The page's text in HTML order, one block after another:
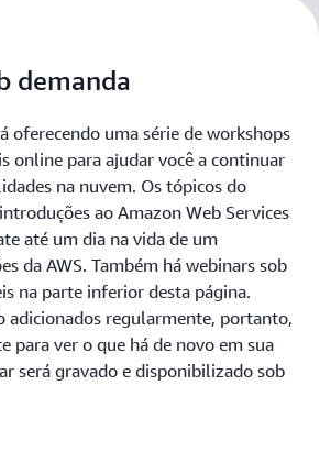
demanda
oferecendo uma série de workshops
online para ajudar você a continuar
na nuvem. Os tópicos do
ao Amazon Web Services
até um dia na vida de um
da AWS. Também há webinars sob
na parte inferior desta página.
adicionados regularmente, portanto,
para ver o que há de novo em sua
será gravado e disponibilizado sob